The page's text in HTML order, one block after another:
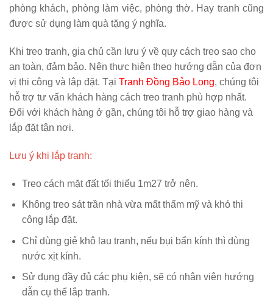
phòng khách, phòng làm việc, phòng thờ. Hay tranh cũng
được sử dụng làm quà tặng ý nghĩa.
Khi treo tranh, gia chủ cần lưu ý về quy cách treo sao cho
an toàn, đảm bảo. Nên thực hiện theo hướng dẫn của đơn
vị thi công và lắp đặt. Tại Tranh Đồng Bảo Long, chúng tôi
hỗ trợ tư vấn khách hàng cách treo tranh phù hợp nhất.
Đối với khách hàng ở gần, chúng tôi hỗ trợ giao hàng và
lắp đặt tận nơi.
Lưu ý khi lắp tranh:
Treo cách mặt đất tối thiểu 1m27 trở nên.
Không treo sát trần nhà vừa mất thẩm mỹ và khó thi
công lắp đặt.
Chỉ dùng giẻ khô lau tranh, nếu bụi bẩn kính thì dùng
nước xịt kính.
Sử dụng đầy đủ các phụ kiện, sẽ có nhân viên hướng
dẫn cụ thể lắp tranh.